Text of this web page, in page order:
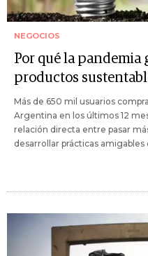
NEGOCIOS
Por qué la pandemia
productos
Más de 650 mil usuarios
Argentina en los últimos 12
relación directa entre pasar
desarrollar prácticas